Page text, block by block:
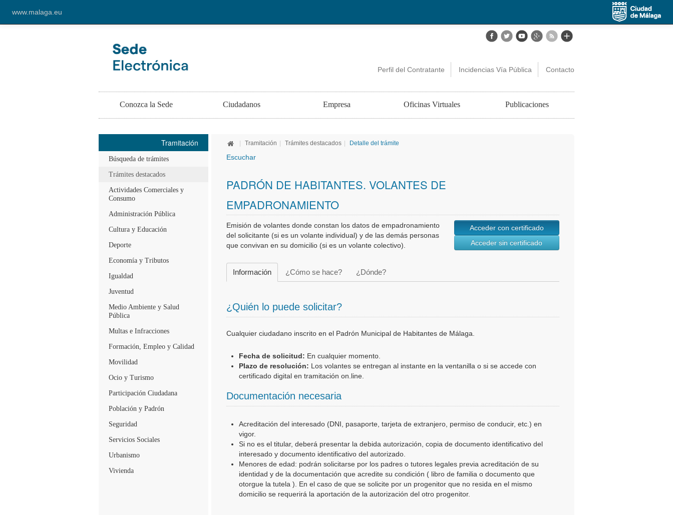
www.malaga.eu
Perfil del Contratante Incidencias Vía Pública Contacto
Conozca la Sede Ciudadanos Empresa Oficinas Virtuales Publicaciones
Tramitación
Búsqueda de trámites
Trámites destacados
Actividades Comerciales y
Consumo
Administración Pública
Cultura y Educación
Deporte
Economía y Tributos
Igualdad
Juventud
Medio Ambiente y Salud
Pública
Multas e Infracciones
Formación, Empleo y Calidad
Movilidad
Ocio y Turismo
Participación Ciudadana
Población y Padrón
Seguridad
Servicios Sociales
Urbanismo
Vivienda
| Tramitación | Trámites destacados | Detalle del trámite
Escuchar
PADRÓN DE HABITANTES. VOLANTES DE
EMPADRONAMIENTO
Emisión de volantes donde constan los datos de empadronamiento
del solicitante (si es un volante individual) y de las demás personas
que convivan en su domicilio (si es un volante colectivo).
Acceder con certificado
Acceder sin certificado
Información ¿Cómo se hace? ¿Dónde?
¿Quién lo puede solicitar?
Cualquier ciudadano inscrito en el Padrón Municipal de Habitantes de Málaga.
Fecha de solicitud: En cualquier momento.
Plazo de resolución: Los volantes se entregan al instante en la ventanilla o si se accede con
certificado digital en tramitación on.line.
Documentación necesaria
Acreditación del interesado (DNI, pasaporte, tarjeta de extranjero, permiso de conducir, etc.) en
vigor.
Si no es el titular, deberá presentar la debida autorización, copia de documento identificativo del
interesado y documento identificativo del autorizado.
Menores de edad: podrán solicitarse por los padres o tutores legales previa acreditación de su
identidad y de la documentación que acredite su condición ( libro de familia o documento que
otorgue la tutela ). En el caso de que se solicite por un progenitor que no resida en el mismo
domicilio se requerirá la aportación de la autorización del otro progenitor.